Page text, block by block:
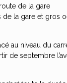
de la gare
de la gare et
au niveau du
de septembre